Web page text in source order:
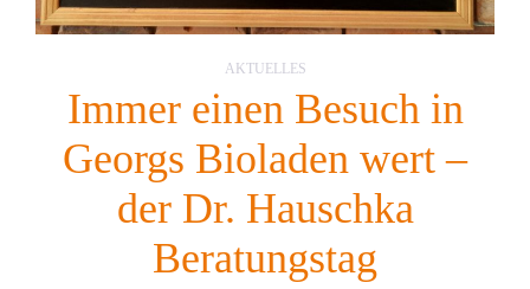
AKTUELLES
Immer einen Besuch in
Georgs Bioladen wert –
der Dr. Hauschka
Beratungstag